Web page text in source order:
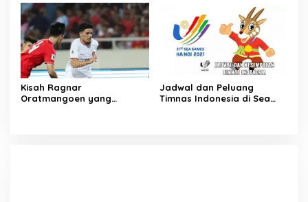
Ujung Kulon
Kisah Ragnar
Oratmangoen yang
Jadwal dan Peluang
Timnas Indonesia di Sea